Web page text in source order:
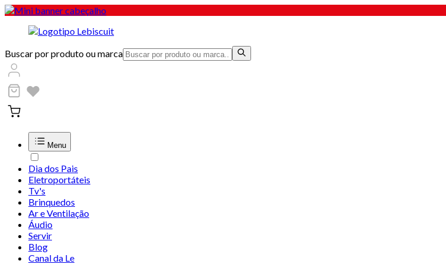
Buscar por produto ou marca
Menu
Dia dos Pais
Eletroportáteis
Tv's
Brinquedos
Ar e Ventilação
Áudio
Servir
Blog
Canal da Le